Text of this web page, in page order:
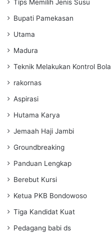
Tips Memilih Jenis Susu
Bupati Pamekasan
Utama
Madura
Teknik Melakukan Kontrol Bola
rakornas
Aspirasi
Hutama Karya
Jemaah Haji Jambi
Groundbreaking
Panduan Lengkap
Berebut Kursi
Ketua PKB Bondowoso
Tiga Kandidat Kuat
Pedagang babi ds